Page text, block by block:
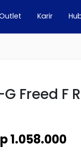
Karir
Freed F
1.058.000